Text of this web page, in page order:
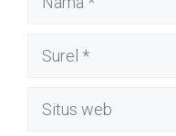
web